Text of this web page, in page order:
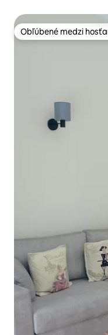
Obľúbené medzi
Obľúbené medzi